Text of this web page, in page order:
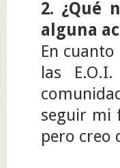
2. ¿Qué
alguna
En
las
seguir mi
pero creo